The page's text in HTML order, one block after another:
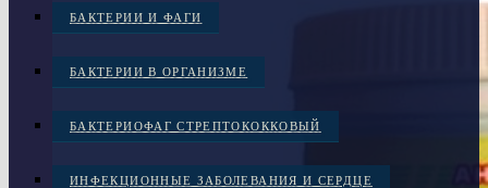
БАКТЕРИИ И ФАГИ
БАКТЕРИИ В ОРГАНИЗМЕ
БАКТЕРИОФАГ СТРЕПТОКОККОВЫЙ
ИНФЕКЦИОННЫЕ ЗАБОЛЕВАНИЯ И СЕРДЦЕ